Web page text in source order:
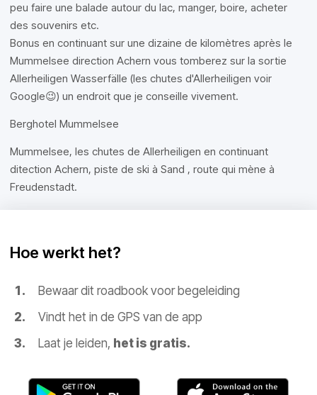
peu faire une balade autour du lac, manger, boire, acheter
des souvenirs etc.
Bonus en continuant sur une dizaine de kilomètres après le
Mummelsee direction Achern vous tomberez sur la sortie
Allerheiligen Wasserfälle (les chutes d'Allerheiligen voir
Google😉) un endroit que je conseille vivement.
Berghotel Mummelsee
Mummelsee, les chutes de Allerheiligen en continuant
ditection Achern, piste de ski à Sand , route qui mène à
Freudenstadt.
Hoe werkt het?
Bewaar dit roadbook voor begeleiding
Vindt het in de GPS van de app
Laat je leiden, het is gratis.